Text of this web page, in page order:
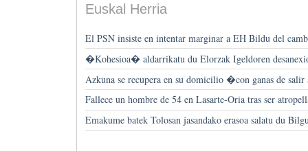
Euskal Herria
El PSN insiste en intentar marginar a EH Bildu del
�Kohesioa� aldarrikatu du Elorzak Igeldoren
Azkuna se recupera en su domicilio �con ganas de
Fallece un hombre de 54 en Lasarte-Oria tras ser
Emakume batek Tolosan jasandako erasoa salatu du